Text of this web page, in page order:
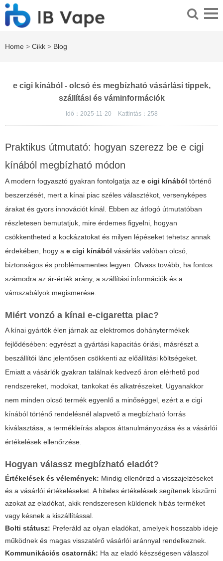
Home > Cikk > Blog
e cigi kínából - olcsó és megbízható vásárlási tippek,
szállítási és váminformációk
Idő：2025-11-20 Kattintás： 258
Praktikus útmutató: hogyan szerezz be e cigi
kínából megbízható módon
A modern fogyasztó gyakran fontolgatja az e cigi kínából történő
beszerzését, mert a kínai piac széles választékot, versenyképes
árakat és gyors innovációt kínál. Ebben az átfogó útmutatóban
részletesen bemutatjuk, mire érdemes figyelni, hogyan
csökkentheted a kockázatokat és milyen lépéseket tehetsz annak
érdekében, hogy a e cigi kínából vásárlás valóban olcsó,
biztonságos és problémamentes legyen. Olvass tovább, ha fontos
számodra az ár-érték arány, a szállítási információk és a
vámszabályok megismerése.
Miért vonzó a kínai e-cigaretta piac?
A kínai gyártók élen járnak az elektromos dohánytermékek
fejlődésében: egyrészt a gyártási kapacitás óriási, másrészt a
beszállítói lánc jelentősen csökkenti az előállítási költségeket.
Emiatt a vásárlók gyakran találnak kedvező áron elérhető pod
rendszereket, modokat, tankokat és alkatrészeket. Ugyanakkor
nem minden olcsó termék egyenlő a minőséggel, ezért a e cigi
kínából történő rendelésnél alapvető a megbízható forrás
kiválasztása, a termékleírás alapos áttanulmányozása és a vásárlói
értékelések ellenőrzése.
Hogyan válassz megbízható eladót?
Értékelések és vélemények: Mindig ellenőrizd a visszajelzéseket
és a vásárlói értékeléseket. A hiteles értékelések segítenek kiszűrni
azokat az eladókat, akik rendszeresen küldenek hibás terméket
vagy késnek a kiszállítással.
Bolti státusz: Preferáld az olyan eladókat, amelyek hosszabb ideje
működnek és magas visszatérő vásárlói aránnyal rendelkeznek.
Kommunikációs csatornák: Ha az eladó készségesen válaszol